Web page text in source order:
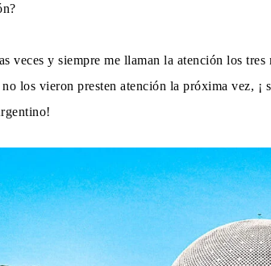
veces y siempre me llaman la atención los
los vieron presten atención la próxima vez, ¡